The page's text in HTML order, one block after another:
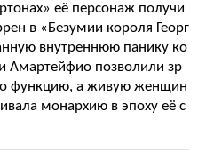
её персонаж получи
в «Безумии короля Георг
внутреннюю панику ко
Амартейфио позволили зр
функцию, а живую женщин
монархию в эпоху её с